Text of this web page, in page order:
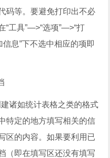
码等。要避免打印出不必
“工具”—>“选项”—>“打
息”下不选中相应的项即
诸如统计表格之类的格式
特定的地方填写相关的信
区的内容。如果要利用已
（即在填写区还没有填写